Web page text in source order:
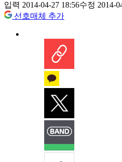
입력 2014-04-27 18:56수정 2014-
선호매체 추가